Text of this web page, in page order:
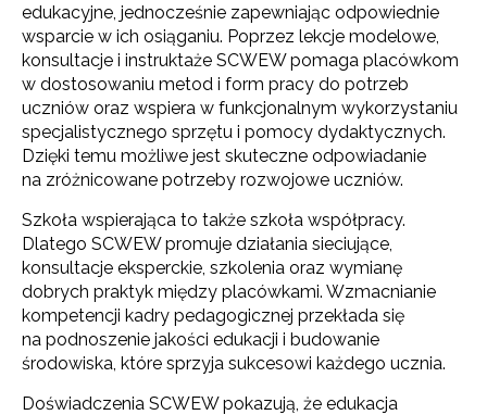
edukacyjne, jednocześnie zapewniając odpowiednie
wsparcie w ich osiąganiu. Poprzez lekcje modelowe,
konsultacje i instruktaże SCWEW pomaga placówkom
w dostosowaniu metod i form pracy do potrzeb
uczniów oraz wspiera w funkcjonalnym wykorzystaniu
specjalistycznego sprzętu i pomocy dydaktycznych.
Dzięki temu możliwe jest skuteczne odpowiadanie
na zróżnicowane potrzeby rozwojowe uczniów.
Szkoła wspierająca to także szkoła współpracy.
Dlatego SCWEW promuje działania sieciujące,
konsultacje eksperckie, szkolenia oraz wymianę
dobrych praktyk między placówkami. Wzmacnianie
kompetencji kadry pedagogicznej przekłada się
na podnoszenie jakości edukacji i budowanie
środowiska, które sprzyja sukcesowi każdego ucznia.
Doświadczenia SCWEW pokazują, że edukacja